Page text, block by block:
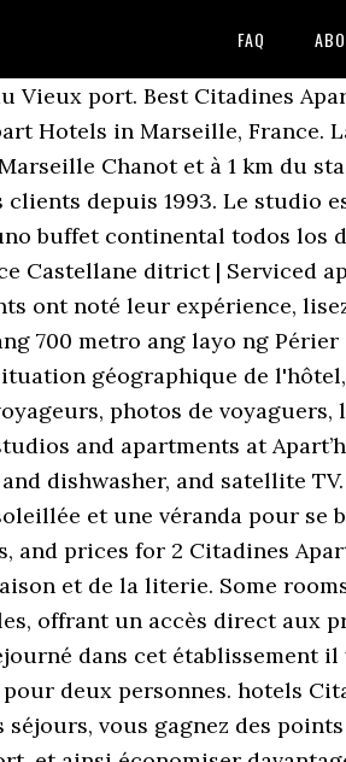
FAQ
Saint Charles, Grand Hotel Beauvau Marseille Vieux Port - MGallery, Maisons du Monde Hôtel & Suites - Marseille, Adonis Marseille Vieux Port – Hôtel du Palais, Mercure Marseille Centre Bompard La Corniche, Kyriad Marseille Palais Des Congrès – Vélodrome. Y a-t-il des transports publics dans la région ? Parking public est disponible dans un endroit proche à EUR 15 par jour. Profitez de 10 % de remise valable toute l’année et de réductions allant jusqu’à 50 % sur les offres ponctuelles. Citadines Marseille Centre Aparthotel, Marseille (France) - Offres et Commentaires, 4 Place Pierre Bertas (11 rue Sainte-Barbe). Vous séjournerez dans une résidence hôtelière tout confort, à deux pas de l’avenue du Prado, qu’on surnomme souvent « les Champs-Élysées de Marseille ». Nombre de chambres : 100. les plus: tous les avantages d un appart et d un hotel: pas de menage a faire, possibilite de cuisiner. Citadines Apart’hotel Marseille tarjoaa päivittäin mannermaisen aamiaisen, joka tarjoillaan buffettyyliin. Vous résiderez dans un appartement ou un studio offrant à la fois l’indépendance du logement tout équipé et le confort des services hôteliers. Bonne situation géographique dans le centre de Marseille. Best Citadines Apart Hotels in Marseille: find 615 traveler reviews, candid photos, and prices for 2 Citadines Apart Hotels in Marseille, France. L'hôtel dispose de nombreux atouts, tels qu'un café. Ce professionnel est également référencé dans l'activité suivante Résidences de tourisme, résidences hôtelières à Marseille Tous les professionnels de la ville de Marseille. Les meilleurs Citadines Apart Hotel à Marseille: trouvez 615 avis de voyageurs, des photos authentiques et les tarifs de 615 Citadines Apart Hotel à Marseille, France. Situation de l'établissement . Le calme, la propreté. Quels sont les types de chambres disponibles ici ? Découvrez nos avantages réservés aux membres, Déclaration de Performance Extra-Financière. Citadines Prado Chanot Marseille Bienvenue dans notre appart hotel Marseille Prado Chanot, idéalement situé au cœur de la capitale méditerranéenne. Citadines Marseille Centre Aparthotel d'affaires de 3 étoiles se trouve à 20 minutes à pied de la place Castellane. Équipées d'une climatisation, d'un réfrigérateur et d'une kitchenette, les chambres du Citadines Prado Chanot Marseille offrent tout le confort dont vous avez besoin. Ce professionnel est également référencé dans l'activité suivante Résidences de